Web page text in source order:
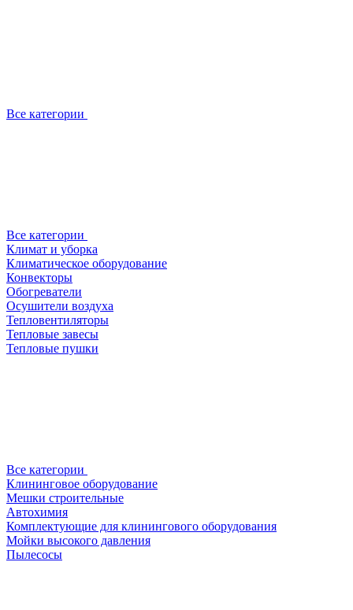
Все категории
Все категории
Климат и уборка
Климатическое оборудование
Конвекторы
Обогреватели
Осушители воздуха
Тепловентиляторы
Тепловые завесы
Тепловые пушки
Все категории
Клининговое оборудование
Мешки строительные
Автохимия
Комплектующие для клинингового оборудования
Мойки высокого давления
Пылесосы